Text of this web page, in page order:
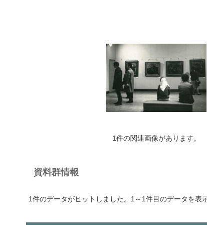
1件の関連画像があります。
資料群情報
1件のデータがヒットしました。1～1件目のデータを表